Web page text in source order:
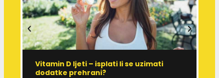
Vitamin D ljeti – isplati li se uzimati
dodatke prehrani?